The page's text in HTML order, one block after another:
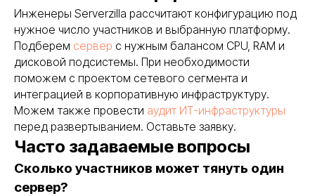
Инженеры Serverzilla рассчитают конфигурацию под
нужное число участников и выбранную платформу.
Подберем сервер с нужным балансом CPU, RAM и
дисковой подсистемы. При необходимости
поможем с проектом сетевого сегмента и
интеграцией в корпоративную инфраструктуру.
Можем также провести аудит ИТ-инфраструктуры
перед развертыванием. Оставьте заявку.
Часто задаваемые вопросы
Сколько участников может тянуть один
сервер?